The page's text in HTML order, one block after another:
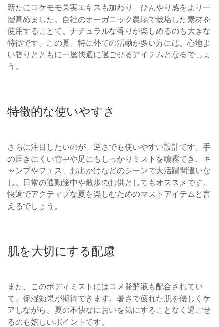
新たにコケモモ果実エキスも加わり、ひんやり感をより一
層高めました。自社のオーガニック農場で栽培した素材を
使用することで、ナチュラルな香りが楽しめるのも大きな
特徴です。この夏、特に外での活動が多い方には、心地よ
い香りとともに一層快適に過ごせるアイテムとなるでしょ
う。
特徴的な使いやすさ
さらに注目したいのが、逆さでも使いやすい設計です。手
の届きにくい背中や足にもしっかりミストを噴霧でき、キ
ャンプやフェス、お出かけなどのシーンで大活躍間違いな
し。日常の通勤途中や散歩のお供としてもオススメです。
快適でアクティブな夏を楽しむためのマストアイテムと言
えるでしょう。
肌を大切にする配慮
また、このボディミストにはコメ発酵液も配合されてい
て、保湿効果が期待できます。暑さで疲れた肌を優しくケ
アしながら、夏の不快なにおいを気にすることなく過ごせ
るのも嬉しいポイントです。